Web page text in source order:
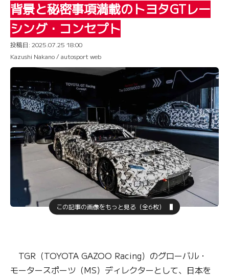
背景と秘密事項満載のトヨタGTレー
シング・コンセプト
投稿日: 2025.07.25 18:00
Kazushi Nakano / autosport web
この記事の画像をもっと見る（全6枚）
TGR（TOYOTA GAZOO Racing）のグローバル・
モータースポーツ（MS）ディレクターとして、日本を